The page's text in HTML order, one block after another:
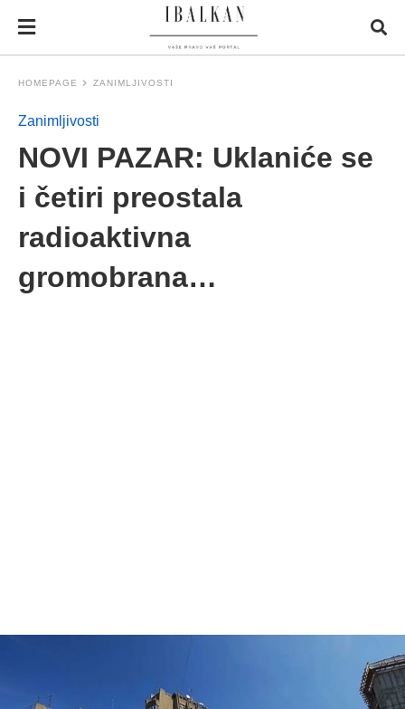
HOMEPAGE ZANIMLJIVOSTI
Zanimljivosti
NOVI PAZAR: Uklaniće se
i četiri preostala
radioaktivna
gromobrana…